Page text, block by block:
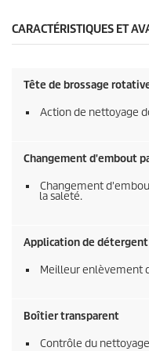
CARACTÉRISTIQUES ET
Tête de brossage
Action de nettoyage
Changement d'embout
Changement
la saleté.
Application de
Meilleur enlèvement
Boîtier transparent
Contrôle du